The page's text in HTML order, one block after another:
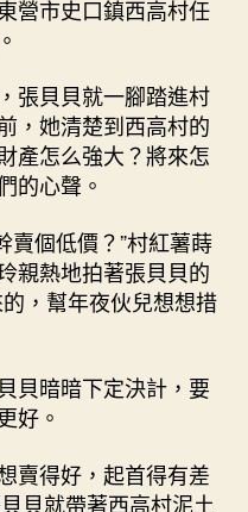
營市史口鎮西高村任
張貝貝就一腳踏進村
，她清楚到西高村的
產怎么強大？將來怎
的心聲。
賣個低價？”村紅薯蒔
親熱地拍著張貝貝的
，幫年夜伙兒想想措
貝暗暗下定決計，要
好。
賣得好，起首得有差
貝就帶著西高村泥土